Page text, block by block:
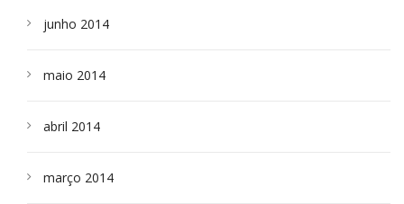
junho 2014
maio 2014
abril 2014
março 2014